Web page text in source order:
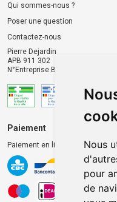
Nous
pour
de
Qui sommes-nous ?
Poser une question
Contactez-nous
Pierre Dejardin
APB 911 302
N°Entreprise BE0446.901.764
Paiement
Paiement en ligne 100%